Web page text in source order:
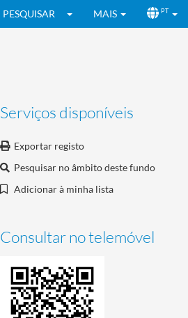
PESQUISAR MAIS PT
Serviços disponíveis
Exportar registo
Pesquisar no âmbito deste fundo
Adicionar à minha lista
Consultar no telemóvel